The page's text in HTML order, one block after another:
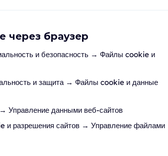
через браузер
и безопасность → Файлы cookie и
и защита → Файлы cookie и данные
Управление данными веб-сайтов
и разрешения сайтов → Управление файлами